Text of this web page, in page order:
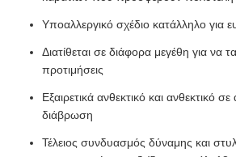
Υποαλλεργικό σχέδιο κατάλληλο για
Διατίθεται σε διάφορα μεγέθη για να
προτιμήσεις
Εξαιρετικά ανθεκτικό και ανθεκτικό
διάβρωση
Τέλειος συνδυασμός δύναμης και